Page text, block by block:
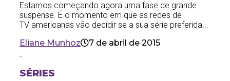
Estamos começando agora uma fase de grande
suspense. É o momento em que as redes de
TV americanas vão decidir se a sua série preferida...
Eliane Munhoz
7 de abril de 2015
SÉRIES